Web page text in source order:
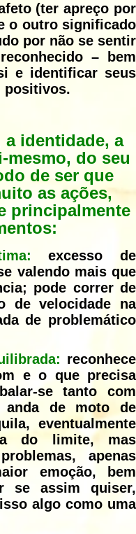
(ter apreço por
o outro significado
por não se sentir
– bem
e identificar seus
positivos.
a identidade, a
mesmo, do seu
de ser que
as ações,
principalmente
excesso de
valendo mais que
pode correr de
de velocidade na
de problemático
reconhece
e o que precisa
se tanto com
anda de moto de
eventualmente
do limite, mas
apenas
emoção, bem
se assim quiser,
algo como uma